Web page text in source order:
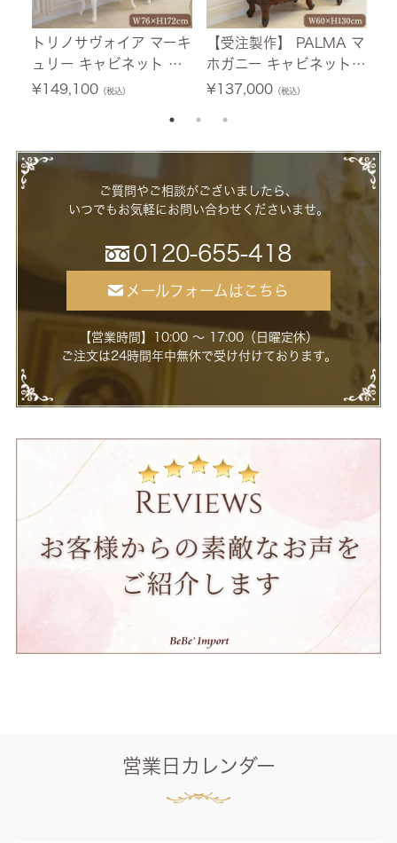
トリノサヴォイア マーキ
ュリー キャビネット ホ
ワイト 幅76cm 【送料無
¥149,100（税込）
【受注製作】 PALMA マ
ホガニー キャビネット
幅60cm 【送料無料/設
¥137,000（税込）
ご質問やご相談がございましたら、
いつでもお気軽にお問い合わせくださいませ。
0120-655-418
メールフォームはこちら
【営業時間】10:00 ～ 17:00（日曜定休）
ご注文は24時間年中無休で受け付けております。
営業日カレンダー